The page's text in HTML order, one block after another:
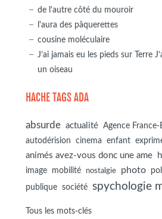
de l'autre côté du mouroir
l'aura des pâquerettes
cousine moléculaire
J’ai jamais eu les pieds sur Terre
un oiseau
HACHE TAGS ADA
absurde actualité Agence
autodérision cinema enfant
animés avez-vous donc une ame
image mobilité nostalgie photo
publique
société spychologie
Tous les mots-clés